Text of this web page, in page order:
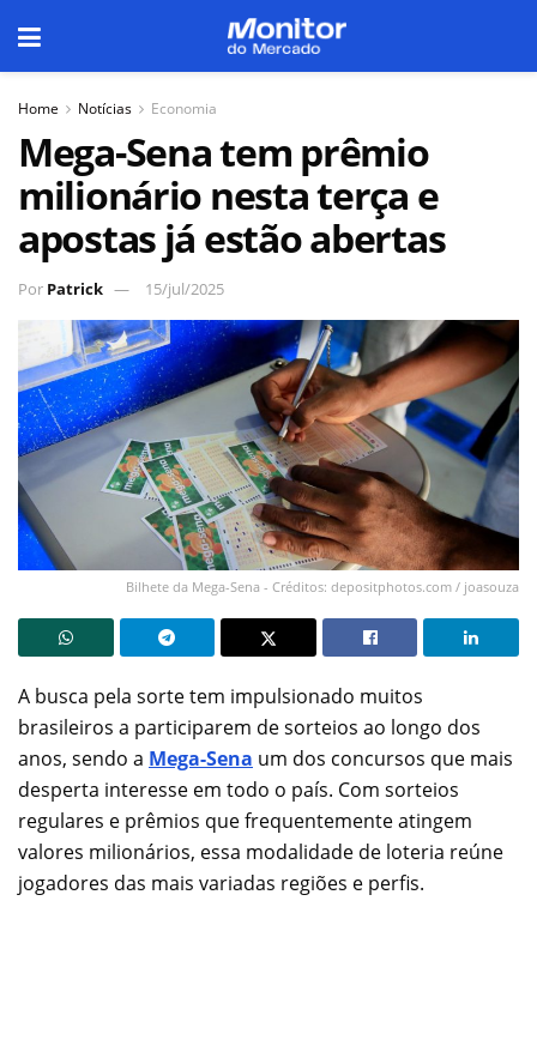
Home Notícias Economia
Mega-Sena tem prêmio
milionário nesta terça e
apostas já estão abertas
Por Patrick 15/jul/2025
Bilhete da Mega-Sena - Créditos: depositphotos.com / joasouza
A busca pela sorte tem impulsionado muitos
brasileiros a participarem de sorteios ao longo dos
anos, sendo a Mega-Sena um dos concursos que mais
desperta interesse em todo o país. Com sorteios
regulares e prêmios que frequentemente atingem
valores milionários, essa modalidade de loteria reúne
jogadores das mais variadas regiões e perfis.